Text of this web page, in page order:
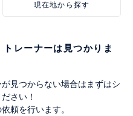
現在地から探す
レーナーは見つかりま
見つからない場合はまずはシ
さい！
頼を行います。